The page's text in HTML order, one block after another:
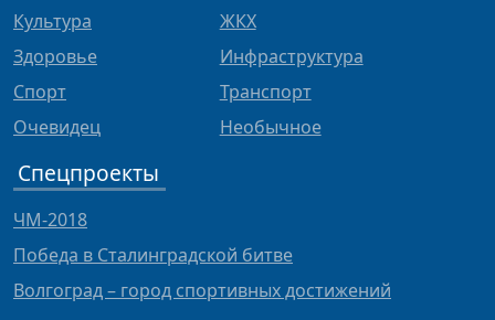
Культура
Здоровье
Спорт
Очевидец
ЖКХ
Инфраструктура
Транспорт
Необычное
Спецпроекты
ЧМ-2018
Победа в Сталинградской битве
Волгоград – город спортивных достижений